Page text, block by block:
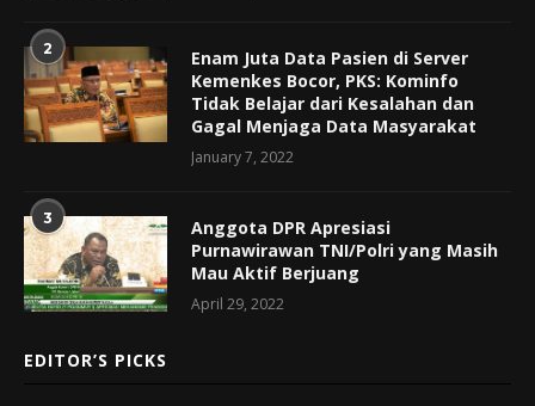
2
Enam Juta Data Pasien di Server
Kemenkes Bocor, PKS: Kominfo
Tidak Belajar dari Kesalahan dan
Gagal Menjaga Data Masyarakat
January 7, 2022
3
Anggota DPR Apresiasi
Purnawirawan TNI/Polri yang Masih
Mau Aktif Berjuang
April 29, 2022
EDITOR’S PICKS